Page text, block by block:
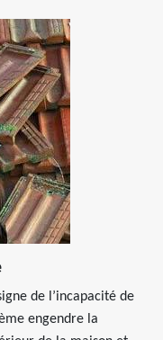
de l’incapacité de
engendre la